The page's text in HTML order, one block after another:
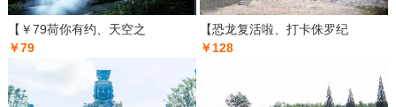
【￥79荷你有约、天空之
￥79
【恐龙复活啦、打卡侏罗纪
￥128